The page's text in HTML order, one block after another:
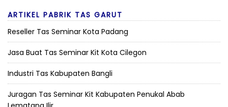
ARTIKEL PABRIK TAS GARUT
Reseller Tas Seminar Kota Padang
Jasa Buat Tas Seminar Kit Kota Cilegon
Industri Tas Kabupaten Bangli
Juragan Tas Seminar Kit Kabupaten Penukal Abab